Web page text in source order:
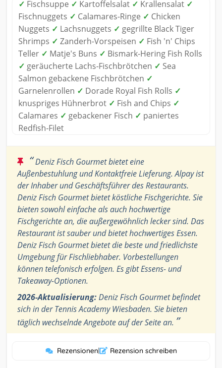
✓ Fischsuppe ✓ Kartoffelsalat ✓ Krallensalat ✓
Fischnuggets ✓ Calamares-Ringe ✓ Chicken
Nuggets ✓ Lachsnuggets ✓ gegrillte Black Tiger
Shrimps ✓ Zanderh-Vorspeisen ✓ Fish 'n' Chips
Teller ✓ Matje's Buns ✓ Bismark-Hering Fish Rolls
✓ geräucherte Lachs-Fischbrötchen ✓ Sea
Salmon gebackene Fischbrötchen ✓
Garnelenrollen ✓ Dorade Royal Fish Rolls ✓
knuspriges Hühnerbrot ✓ Fish and Chips ✓
Calamares ✓ gebackener Fisch ✓ paniertes
Redfish-Filet
“Deniz Fisch Gourmet bietet eine
Außenbestuhlung und Kontaktfreie Lieferung. Alpay ist
der Inhaber und Geschäftsführer des Restaurants.
Deniz Fisch Gourmet bietet köstliche Fischgerichte. Sie
bieten sowohl einfache als auch hochwertige
Fischgerichte an, die außergewöhnlich lecker sind. Das
Restaurant ist sauber und bietet hochwertiges Essen.
Deniz Fisch Gourmet bietet die beste und friedlichste
Umgebung für Fischliebhaber. Vorbestellungen
können telefonisch erfolgen. Es gibt Essens- und
Takeaway-Optionen.
2026-Aktualisierung:Deniz Fisch Gourmet befindet
sich in der Tennis Academy Wiesbaden. Sie bieten
täglich wechselnde Angebote auf der Seite an. ”
Rezensionen| Rezension schreiben